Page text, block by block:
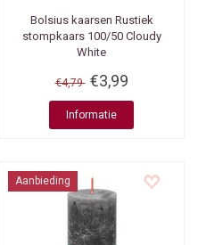
Bolsius kaarsen Rustiek
stompkaars 100/50 Cloudy
White
€4,79 €3,99
Informatie
Aanbieding